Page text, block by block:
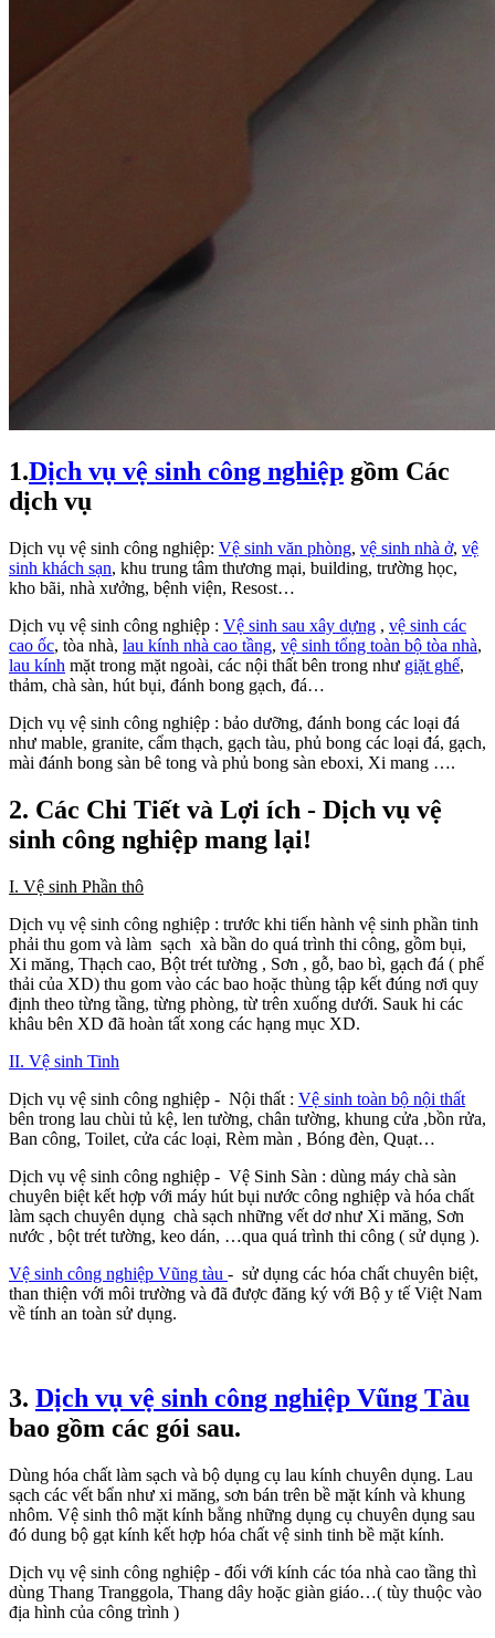
1.Dịch vụ vệ sinh công nghiệp gồm Các
dịch vụ
Dịch vụ vệ sinh công nghiệp: Vệ sinh văn phòng, vệ sinh nhà ở, vệ
sinh khách sạn, khu trung tâm thương mại, building, trường học,
kho bãi, nhà xưởng, bệnh viện, Resost…
Dịch vụ vệ sinh công nghiệp : Vệ sinh sau xây dựng , vệ sinh các
cao ốc, tòa nhà, lau kính nhà cao tầng, vệ sinh tổng toàn bộ tòa nhà,
lau kính mặt trong mặt ngoài, các nội thất bên trong như giặt ghế,
thảm, chà sàn, hút bụi, đánh bong gạch, đá…
Dịch vụ vệ sinh công nghiệp : bảo dưỡng, đánh bong các loại đá
như mable, granite, cẩm thạch, gạch tàu, phủ bong các loại đá, gạch,
mài đánh bong sàn bê tong và phủ bong sàn eboxi, Xi mang ….
2. Các Chi Tiết và Lợi ích - Dịch vụ vệ
sinh công nghiệp mang lại!
I. Vệ sinh Phần thô
Dịch vụ vệ sinh công nghiệp : trước khi tiến hành vệ sinh phần tinh
phải thu gom và làm sạch xà bần do quá trình thi công, gồm bụi,
Xi măng, Thạch cao, Bột trét tường , Sơn , gỗ, bao bì, gạch đá ( phế
thải của XD) thu gom vào các bao hoặc thùng tập kết đúng nơi quy
định theo từng tầng, từng phòng, từ trên xuống dưới. Sauk hi các
khâu bên XD đã hoàn tất xong các hạng mục XD.
II. Vệ sinh Tinh
Dịch vụ vệ sinh công nghiệp - Nội thất : Vệ sinh toàn bộ nội thất
bên trong lau chùi tủ kệ, len tường, chân tường, khung cửa ,bồn rửa,
Ban công, Toilet, cửa các loại, Rèm màn , Bóng đèn, Quạt…
Dịch vụ vệ sinh công nghiệp - Vệ Sinh Sàn : dùng máy chà sàn
chuyên biệt kết hợp với máy hút bụi nước công nghiệp và hóa chất
làm sạch chuyên dụng chà sạch những vết dơ như Xi măng, Sơn
nước , bột trét tường, keo dán, …qua quá trình thi công ( sử dụng ).
Vệ sinh công nghiệp Vũng tàu - sử dụng các hóa chất chuyên biệt,
than thiện với môi trường và đã được đăng ký với Bộ y tế Việt Nam
về tính an toàn sử dụng.
3. Dịch vụ vệ sinh công nghiệp Vũng Tàu
bao gồm các gói sau.
Dùng hóa chất làm sạch và bộ dụng cụ lau kính chuyên dụng. Lau
sạch các vết bẩn như xi măng, sơn bán trên bề mặt kính và khung
nhôm. Vệ sinh thô mặt kính bằng những dụng cụ chuyên dụng sau
đó dung bộ gạt kính kết hợp hóa chất vệ sinh tinh bề mặt kính.
Dịch vụ vệ sinh công nghiệp - đối với kính các tóa nhà cao tầng thì
dùng Thang Tranggola, Thang dây hoặc giàn giáo…( tùy thuộc vào
địa hình của công trình )